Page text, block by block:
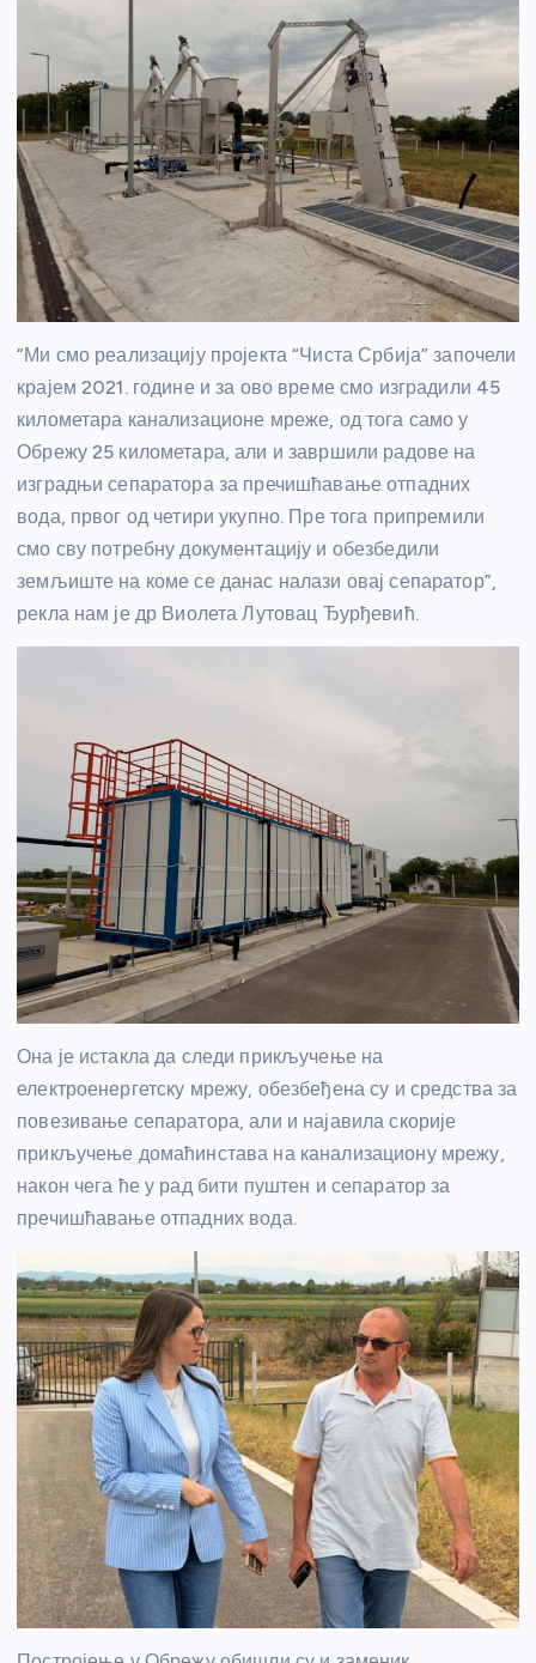
“Ми смо реализацију пројекта “Чиста Србија” започели
крајем 2021. године и за ово време смо изградили 45
километара канализационе мреже, од тога само у
Обрежу 25 километара, али и завршили радове на
изградњи сепаратора за пречишћавање отпадних
вода, првог од четири укупно. Пре тога припремили
смо сву потребну документацију и обезбедили
земљиште на коме се данас налази овај сепаратор”,
рекла нам је др Виолета Лутовац Ђурђевић.
Она је истакла да следи прикључење на
електроенергетску мрежу, обезбеђена су и средства за
повезивање сепаратора, али и најавила скорије
прикључење домаћинстава на канализациону мрежу,
након чега ће у рад бити пуштен и сепаратор за
пречишћавање отпадних вода.